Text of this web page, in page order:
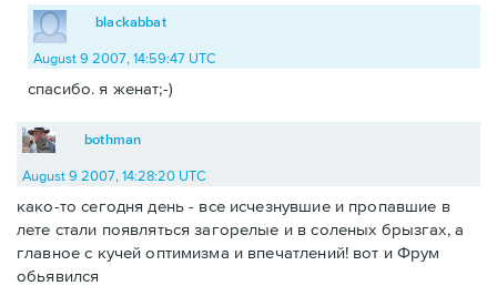
blackabbat
August 9 2007, 14:59:47 UTC
спасибо. я женат;-)
bothman
August 9 2007, 14:28:20 UTC
како-то сегодня день - все исчезнувшие и пропавшие в
лете стали появляться загорелые и в соленых брызгах, а
главное с кучей оптимизма и впечатлений! вот и Фрум
обьявился